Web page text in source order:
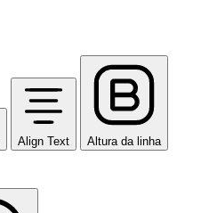
Align Text Altura da linha